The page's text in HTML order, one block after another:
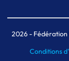
2026- Fédération
Conditions